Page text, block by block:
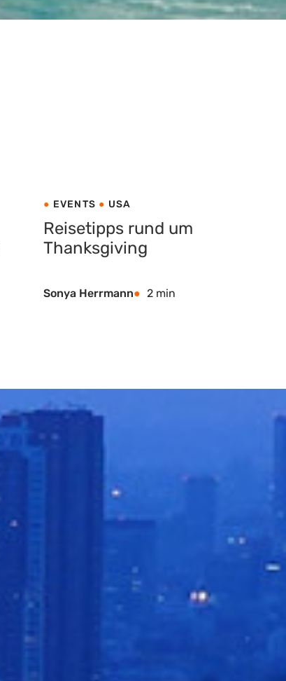
EVENTS USA
Reisetipps rund um
Thanksgiving
Sonya Herrmann 2 min